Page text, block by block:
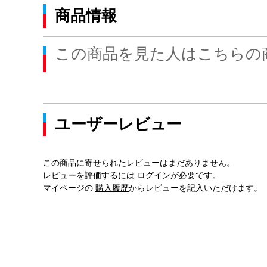
商品情報
この商品を見た人はこちら
ユーザーレビュー
この商品に寄せられたレビューはまだありません。
レビューを評価するには ログインが必要です。
マイページの 購入履歴からレビューを記入いただけます。